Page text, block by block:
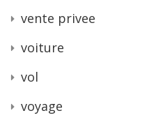
vente privee
voiture
vol
voyage